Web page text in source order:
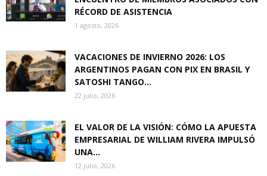
RÉCORD DE ASISTENCIA
1 agosto, 2026
VACACIONES DE INVIERNO 2026: LOS
ARGENTINOS PAGAN CON PIX EN BRASIL Y
SATOSHI TANGO...
22 julio, 2026
EL VALOR DE LA VISIÓN: CÓMO LA APUESTA
EMPRESARIAL DE WILLIAM RIVERA IMPULSÓ
UNA...
12 julio, 2026